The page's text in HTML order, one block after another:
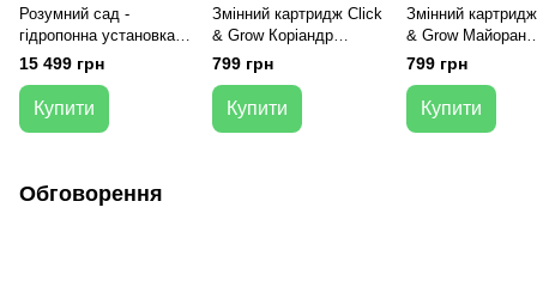
Розумний сад -
гідропонна установка
для рослин, Smart
Garden 9, білий
15 499 грн
Купити
Змінний картридж Click
& Grow Коріандр
(Cilantro/Coriander) 3
капсули
799 грн
Купити
Змінний
& Grow Майоран
(Replaceable
)3 капсули
799 грн
Купити
Обговорення